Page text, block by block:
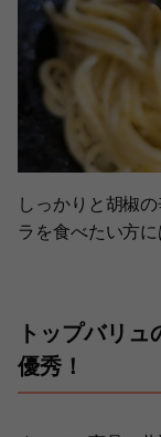
しっかりと胡椒
ラを食べたい方に
トップバリ
優秀！